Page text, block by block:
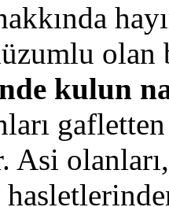
olan
kulun
Asi